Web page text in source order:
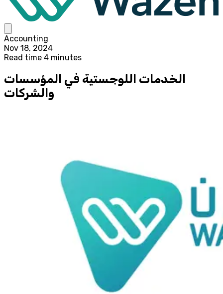
Accounting
Nov 18, 2024
Read time 4 minutes
الخدمات اللوجستية في المؤسسات
والشركات